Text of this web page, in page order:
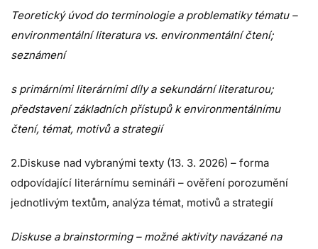
Teoretický úvod do terminologie a problematiky tématu –
environmentální literatura vs. environmentální čtení;
seznámení
s primárními literárními díly a sekundární literaturou;
představení základních přístupů k environmentálnímu
čtení, témat, motivů a strategií
2.Diskuse nad vybranými texty (13. 3. 2026) – forma
odpovídající literárnímu semináři – ověření porozumění
jednotlivým textům, analýza témat, motivů a strategií
Diskuse a brainstorming – možné aktivity navázané na